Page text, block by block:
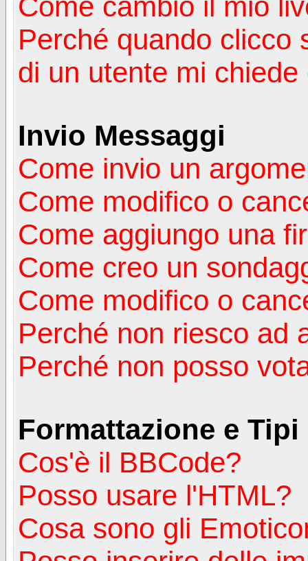
Come cambio il mio
Perché quando clicco
di un utente mi
Invio Messaggi
Come invio un
Come modifico o
Come aggiungo una
Come creo un
Come modifico o
Perché non riesco ad
Perché non posso
Formattazione e
Cos'è il BBCode?
Posso usare l'HTML?
Cosa sono gli